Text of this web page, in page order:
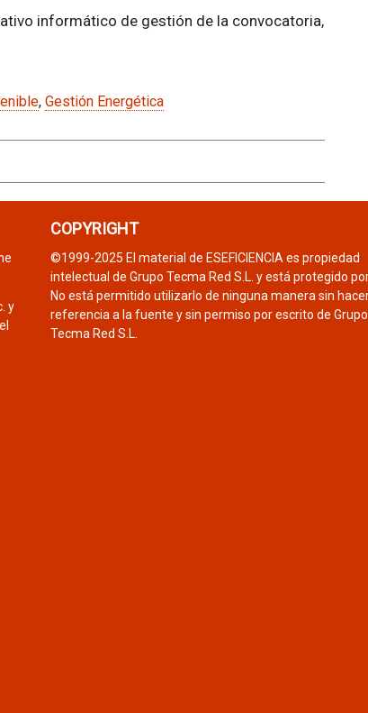
informático de gestión de la convocatoria,
, Gestión Energética
y
COPYRIGHT
©1999-2025 El material de ESEFICIENCIA es propiedad
intelectual de Grupo Tecma Red S.L. y está protegido
No está permitido utilizarlo de ninguna manera sin
referencia a la fuente y sin permiso por escrito de Grupo
Tecma Red S.L.